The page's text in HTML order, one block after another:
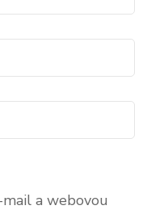
a webovou